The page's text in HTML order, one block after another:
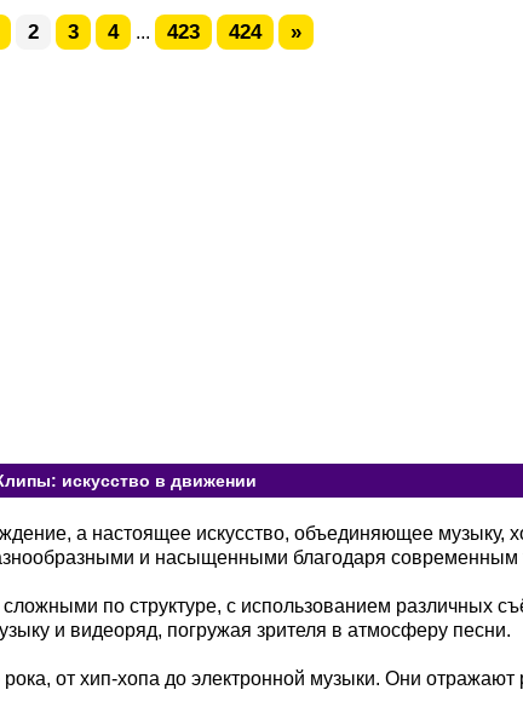
2 3 4 ... 423 424 »
искусство в движении
а настоящее искусство, объединяющее музыку,
и насыщенными благодаря современным
по структуре, с использованием различных
и видеоряд, погружая зрителя в атмосферу песни.
от хип-хопа до электронной музыки. Они отражают